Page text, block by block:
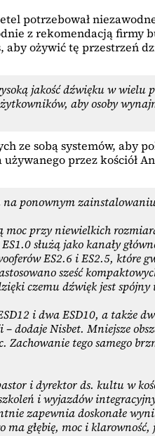
potrzebował
z rekomendacją firmy
ożywić tę przestrzeń
jakość dźwięku w wielu
aby osoby
sobą systemów, aby
przez kościół
na ponownym
moc przy niewielkich
służą jako kanały
ES2.6 i ES2.5, które
sześć
czemu dźwięk jest
i dwa ESD10, a także
Nisbet. Mniejsze
tego samego
i dyrektor ds. kultu w
i wyjazdów
zapewnia doskonałe
głębię, moc i